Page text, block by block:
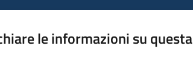
le informazioni su questa